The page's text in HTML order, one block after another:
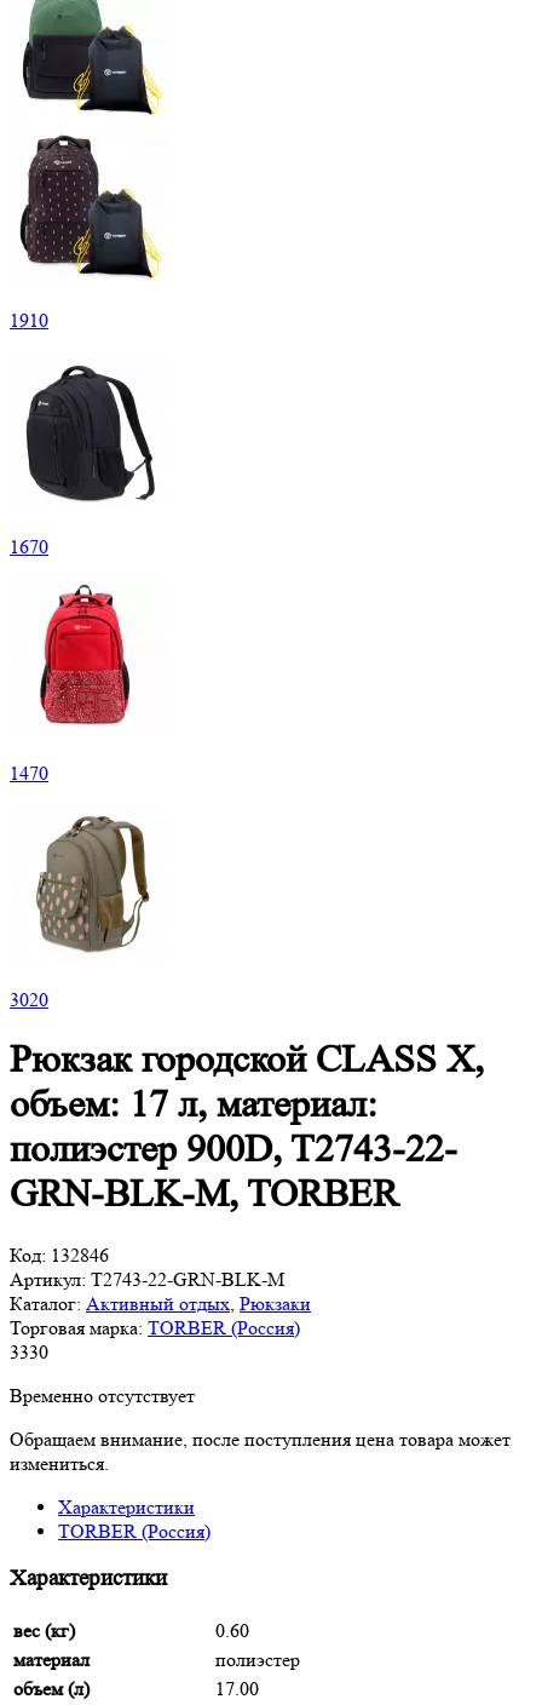
1910
1670
1470
3020
Рюкзак городской CLASS X,
объем: 17 л, материал:
полиэстер 900D, T2743-22-
GRN-BLK-M, TORBER
Код: 132846
Артикул: T2743-22-GRN-BLK-M
Каталог: Активный отдых Рюкзаки
Торговая марка: TORBER (Россия)
3330
Временно отсутствует
Обращаем внимание, после поступления цена товара может
измениться.
Характеристики
TORBER (Россия)
Характеристики
вес (кг)
0.60
материал
полиэстер
объем (л)
17.00